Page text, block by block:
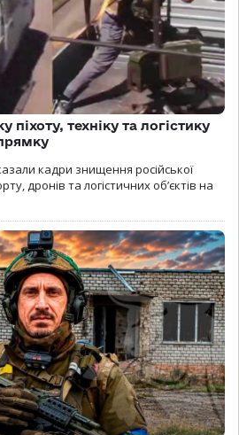
піхоту, техніку та логістику
кадри знищення російської
дронів та логістичних об’єктів на